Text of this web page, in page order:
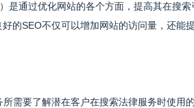
是通过优化网站的各个方面，提高其在搜
的SEO不仅可以增加网站的访问量，还能
需要了解潜在客户在搜索法律服务时使用